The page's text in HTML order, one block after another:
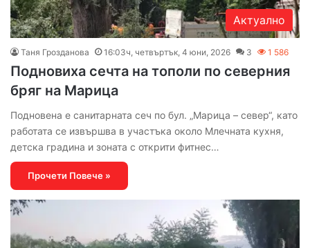
Актуално
Таня Грозданова 16:03ч, четвъртък, 4 юни, 2026 3 1 586
Подновиха сечта на тополи по северния
бряг на Марица
Подновена е санитарната сеч по бул. „Марица – север“, като
работата се извършва в участъка около Млечната кухня,
детска градина и зоната с открити фитнес…
Прочети Повече »